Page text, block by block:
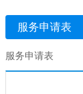
服务申请表
服务申请表